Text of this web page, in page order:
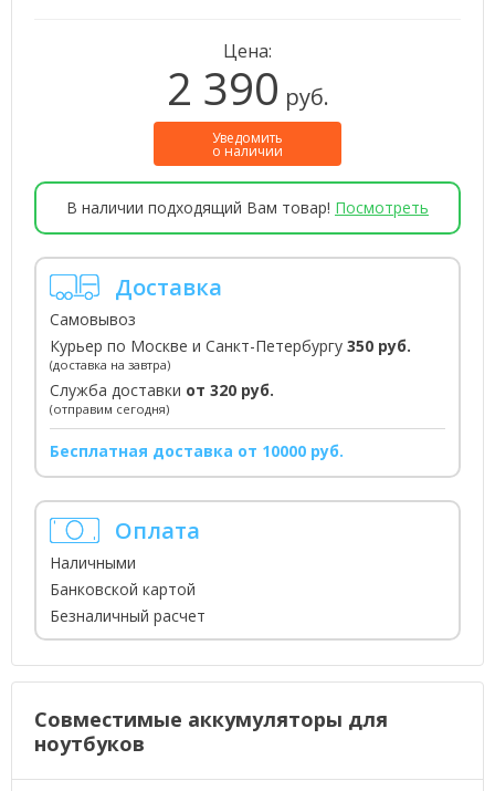
Цена:
2 390 руб.
Уведомить
о наличии
В наличии подходящий Вам товар! Посмотреть
Доставка
Самовывоз
Курьер по Москве и Санкт-Петербургу 350 руб.
(доставка на завтра)
Служба доставки от 320 руб.
(отправим сегодня)
Бесплатная доставка от 10000 руб.
Оплата
Наличными
Банковской картой
Безналичный расчет
Совместимые аккумуляторы для
ноутбуков